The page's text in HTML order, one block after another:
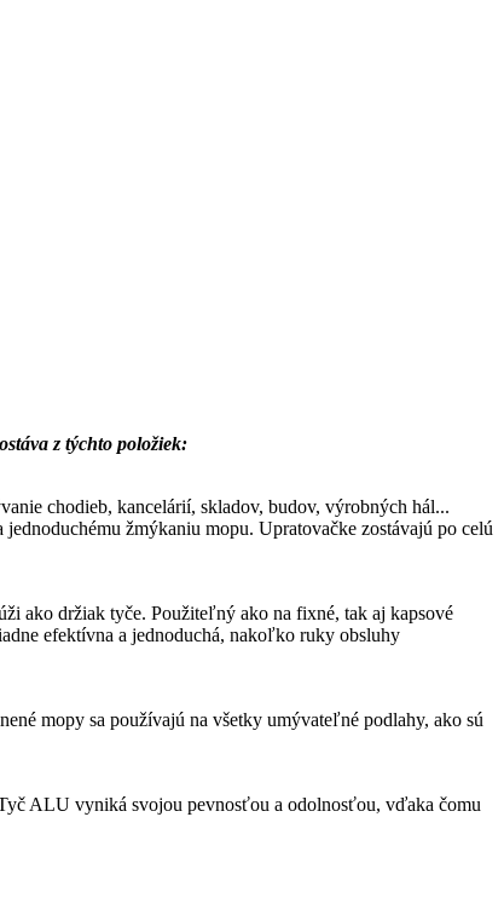
z týchto položiek:
chodieb, kancelárií, skladov, budov, výrobných hál...
žmýkaniu mopu. Upratovačke zostávajú po celú
ako držiak tyče. Použiteľný ako na fixné, tak aj kapsové
efektívna a jednoduchá, nakoľko ruky obsluhy
mopy sa používajú na všetky umývateľné podlahy, ako sú
ALU vyniká svojou pevnosťou a odolnosťou, vďaka čomu